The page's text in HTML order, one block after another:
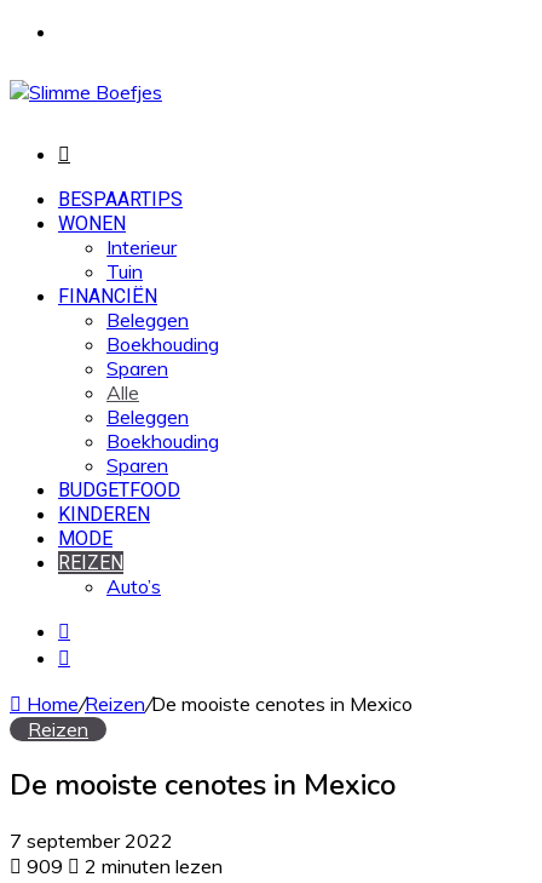
BESPAARTIPS
WONEN
Interieur
Tuin
FINANCIËN
Beleggen
Boekhouding
Sparen
Alle
Beleggen
Boekhouding
Sparen
BUDGETFOOD
KINDEREN
MODE
REIZEN
Auto’s
Home/Reizen/De mooiste cenotes in Mexico
Reizen
De mooiste cenotes in Mexico
7 september 2022
909
2 minuten lezen